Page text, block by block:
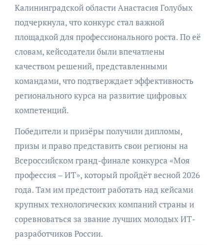
Калининградской области Анастасия Голубых
подчеркнула, что конкурс стал важной
площадкой для профессионального роста. По её
словам, кейсодатели были впечатлены
качеством решений, представленными
командами, что подтверждает эффективность
регионального курса на развитие цифровых
компетенций.
Победители и призёры получили дипломы,
призы и право представить свои регионы на
Всероссийском гранд-финале конкурса «Моя
профессия – ИТ», который пройдёт весной 2026
года. Там им предстоит работать над кейсами
крупных технологических компаний страны и
соревноваться за звание лучших молодых ИТ-
разработчиков России.